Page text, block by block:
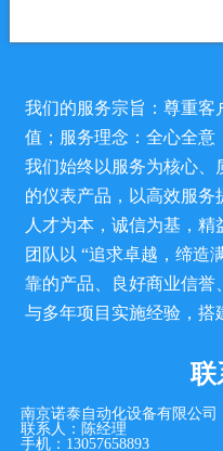
我们的服务宗旨：尊重客
值；服务理念：全心全意
我们始终以服务为核心、
的仪表产品，以高效服务
人才为本，诚信为基，精
团队以 “追求卓越，缔造
靠的产品、良好商业信誉
与多年项目实施经验，搭
联
南京诺泰自动化设备有限公司
联系人：陈经理
手机：13057658893